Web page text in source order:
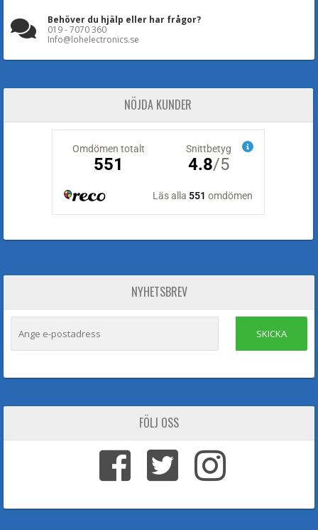
Behöver du hjälp eller har frågor?
019 - 7070 360
Info@lohelectronics.se
NÖJDA KUNDER
NYHETSBREV
SKICKA
FÖLJ OSS